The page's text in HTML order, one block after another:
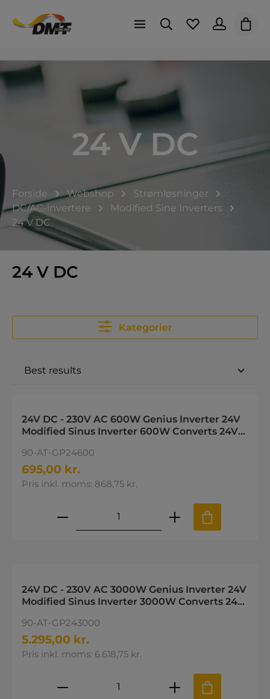
24 V DC
Forside Webshop
Strømløsninger
DC/AC-invertere
Modified Sine Inverters
24 V DC
24 V DC
Kategorier
24V DC - 230V AC 600W Genius Inverter 24V
Modified Sinus Inverter 600W Converts 24V
90-AT-GP24600
695,00 kr.
Pris inkl. moms: 868,75 kr.
Produktmængde: Indtast den
24V DC - 230V AC 3000W Genius Inverter 24V
Modified Sinus Inverter 3000W Converts 24V
90-AT-GP243000
5.295,00 kr.
Pris inkl. moms: 6.618,75 kr.
Produktmængde: Indtast den